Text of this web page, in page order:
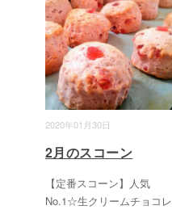
2020年01月30日
2月のスコーン
【定番スコーン】人気
No.1☆生クリームチョコレ